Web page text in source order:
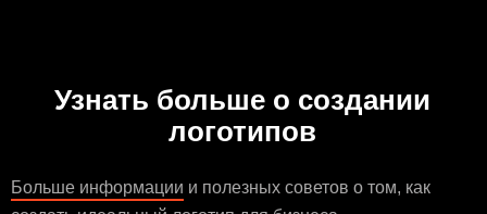
Узнать больше о создании
логотипов
Больше информации и полезных советов о том, как